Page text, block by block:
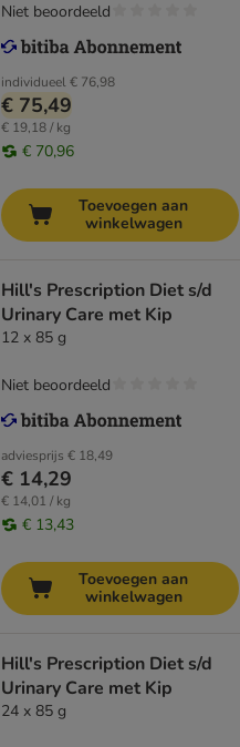
individueel€ 76,98
€ 75,49
€ 19,18 / kg
€ 70,96
Niet beoordeeld
Toevoegen aan
winkelwagen
Hill's Prescription Diet s/d
Urinary Care met Kip
12 x 85 g
adviesprijs € 18,49
€ 14,29
€ 14,01 / kg
€ 13,43
Niet beoordeeld
Toevoegen aan
winkelwagen
Hill's Prescription Diet s/d
Urinary Care met Kip
24 x 85 g